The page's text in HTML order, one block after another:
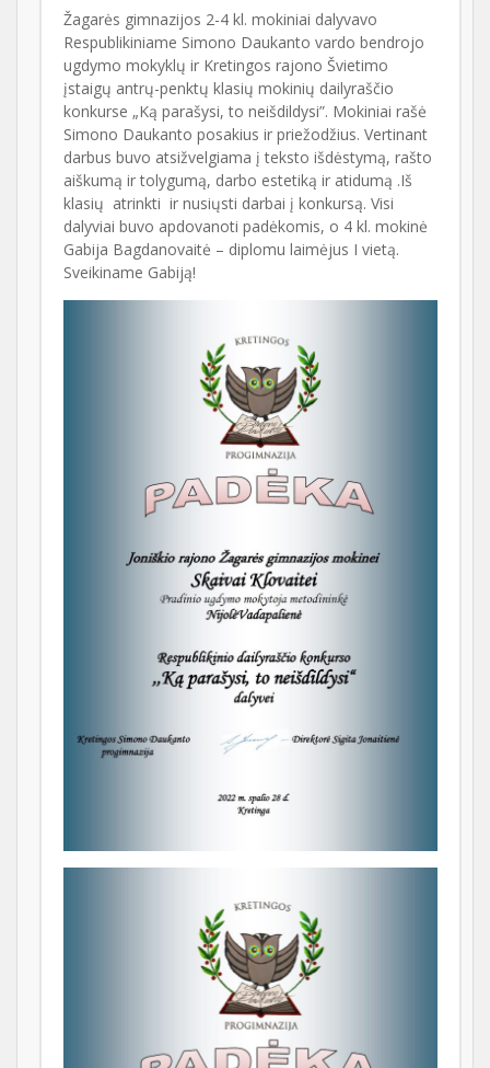
Žagarės gimnazijos 2-4 kl. mokiniai dalyvavo
Respublikiniame Simono Daukanto vardo bendrojo
ugdymo mokyklų ir Kretingos rajono Švietimo
įstaigų antrų-penktų klasių mokinių dailyraščio
konkurse „Ką parašysi, to neišdildysi”. Mokiniai rašė
Simono Daukanto posakius ir priežodžius. Vertinant
darbus buvo atsižvelgiama į teksto išdėstymą, rašto
aiškumą ir tolygumą, darbo estetiką ir atidumą .Iš
klasių atrinkti ir nusiųsti darbai į konkursą. Visi
dalyviai buvo apdovanoti padėkomis, o 4 kl. mokinė
Gabija Bagdanovaitė – diplomu laimėjus I vietą.
Sveikiname Gabiją!